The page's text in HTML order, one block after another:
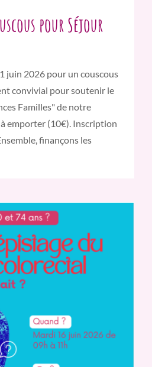
pour Séjour
juin 2026 pour un couscous
convivial pour soutenir le
Familles" de notre
emporter (10€). Inscription
finançons les